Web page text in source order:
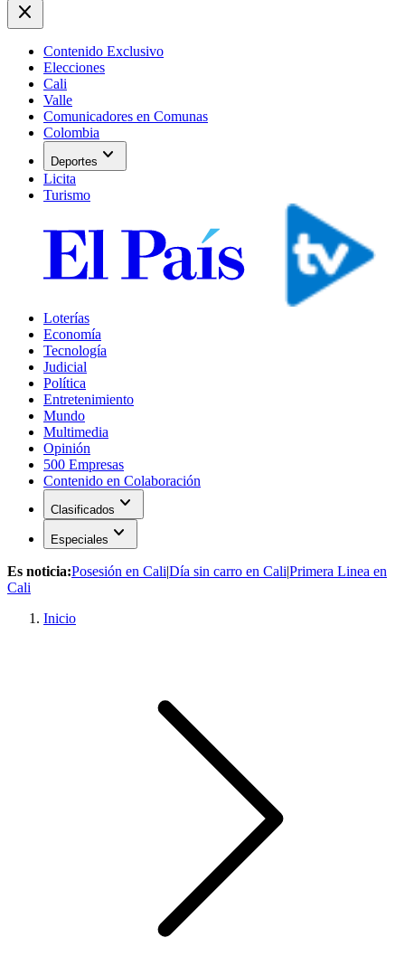
close
Contenido Exclusivo
Elecciones
Cali
Valle
Comunicadores en Comunas
Colombia
Deportes expand_more
Licita
Turismo
Loterías
Economía
Tecnología
Judicial
Política
Entretenimiento
Mundo
Multimedia
Opinión
500 Empresas
Contenido en Colaboración
Clasificados expand_more
Especiales expand_more
Es noticia:Posesión en Cali|Día sin carro en Cali|Primera Linea en
Cali
Inicio